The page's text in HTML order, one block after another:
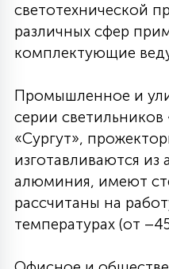
светотехнической
различных сфер
комплектующие
Промышленное и
серии светильников
«Сургут»,
изготавливаются
алюминия, имеют
рассчитаны на
температурах (от